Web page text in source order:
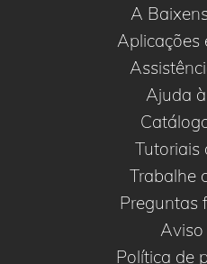
A
Aplicações
Ajuda
Tutoriais
Trabalhe
Preguntas
Aviso
Política de